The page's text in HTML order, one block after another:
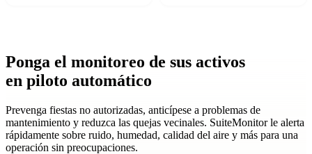
Ponga el monitoreo de sus activos
en piloto automático
Prevenga fiestas no autorizadas, anticípese a problemas de
mantenimiento y reduzca las quejas vecinales. SuiteMonitor le alerta
rápidamente sobre ruido, humedad, calidad del aire y más para una
operación sin preocupaciones.